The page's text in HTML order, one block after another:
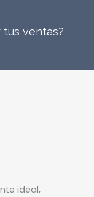
ventas?
ideal,